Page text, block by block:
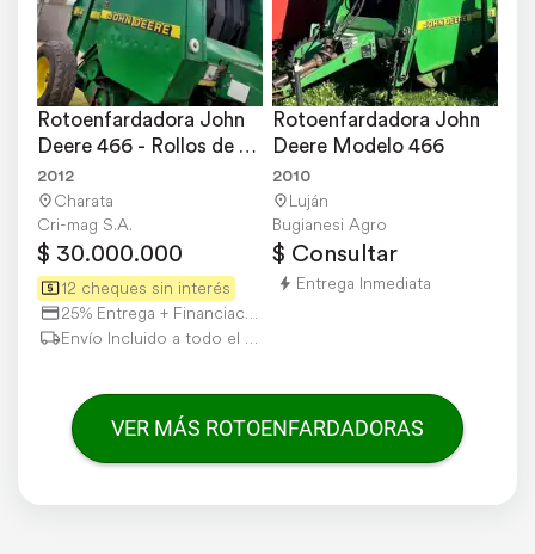
Rotoenfardadora John
Deere 466 - Rollos de
1.20 X 1.80 Mts.
2012
Charata
Cri-mag S.A.
$ 30.000.000
12 cheques sin interés
25% Entrega + Financiación
Envío Incluido a todo el país
Rotoenfardadora John
Deere Modelo 466
2010
Luján
Bugianesi Agro
$ Consultar
Entrega Inmediata
VER MÁS ROTOENFARDADORAS